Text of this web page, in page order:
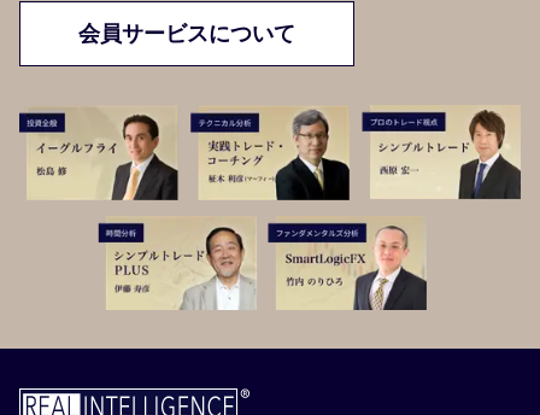
会員サービスについて